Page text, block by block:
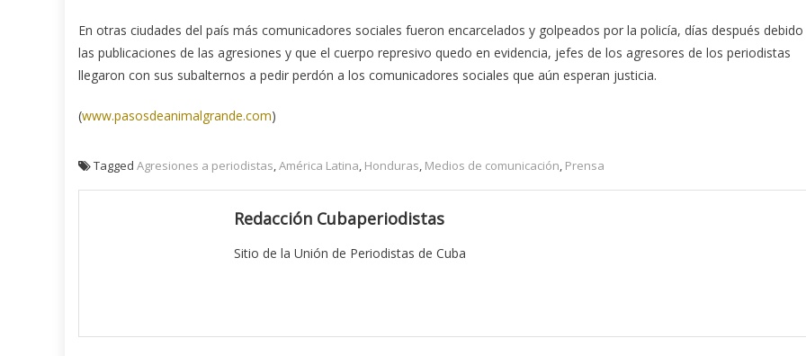
En otras ciudades del país más comunicadores sociales fueron encarcelados y golpeados por la policía, días después
las publicaciones de las agresiones y que el cuerpo represivo quedo en evidencia, jefes de los agresores de los periodistas
llegaron con sus subalternos a pedir perdón a los comunicadores sociales que aún esperan justicia.
(www.pasosdeanimalgrande.com)
Tagged Agresiones a periodistas,América Latina, Honduras, Medios de comunicación, Prensa
Redacción Cubaperiodistas
Sitio de la Unión de Periodistas de Cuba